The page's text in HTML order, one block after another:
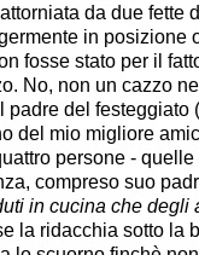
da due fette
in posizione
fosse stato per il
No, non un cazzo
padre del festeggiato
del mio migliore
persone -
compreso suo
in cucina che degli
la ridacchia sotto la